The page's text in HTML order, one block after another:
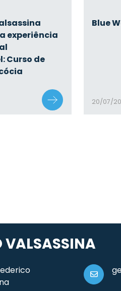
experiência
Curso de
Blue
20/07/
VALSASSINA